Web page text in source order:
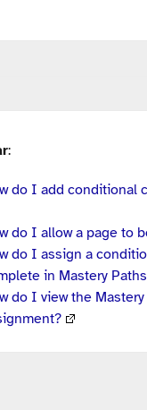
:
do I add conditional
do I allow a page to
do I assign a
in Mastery
do I view the